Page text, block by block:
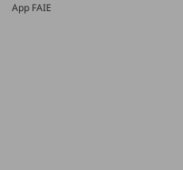
App FAIE